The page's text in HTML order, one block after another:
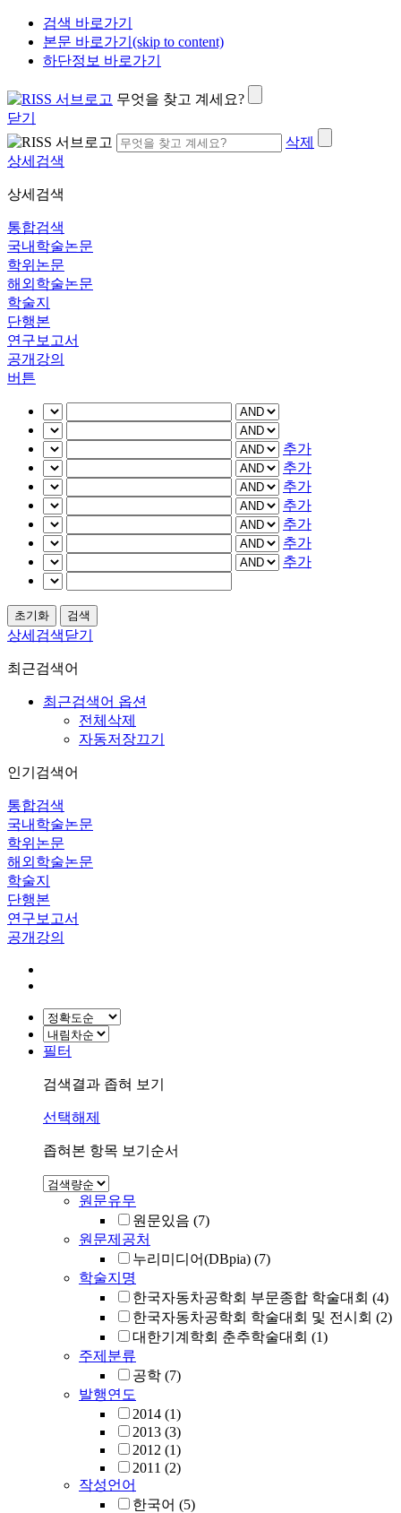
검색 바로가기
본문 바로가기(skip to content)
하단정보 바로가기
무엇을 찾고 계세요?
닫기
삭제
상세검색
상세검색
통합검색
국내학술논문
학위논문
해외학술논문
학술지
단행본
연구보고서
공개강의
버튼
추가
추가
추가
추가
추가
추가
추가
상세검색닫기
최근검색어
최근검색어 옵션
전체삭제
자동저장끄기
인기검색어
통합검색
국내학술논문
학위논문
해외학술논문
학술지
단행본
연구보고서
공개강의
필터
검색결과 좁혀 보기
선택해제
좁혀본 항목 보기순서
원문유무
원문있음 (7)
원문제공처
누리미디어(DBpia) (7)
학술지명
한국자동차공학회 부문종합 학술대회 (4)
한국자동차공학회 학술대회 및 전시회 (2)
대한기계학회 춘추학술대회 (1)
주제분류
공학 (7)
발행연도
2014 (1)
2013 (3)
2012 (1)
2011 (2)
작성언어
한국어 (5)